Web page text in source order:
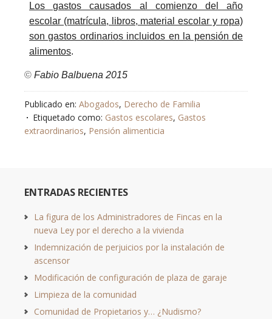
Los gastos causados al comienzo del año
escolar (matrícula, libros, material escolar y ropa)
son gastos ordinarios incluidos en la pensión de
alimentos.
© Fabio Balbuena 2015
Publicado en: Abogados, Derecho de Familia
Etiquetado como: Gastos escolares, Gastos
extraordinarios, Pensión alimenticia
ENTRADAS RECIENTES
La figura de los Administradores de Fincas en la
nueva Ley por el derecho a la vivienda
Indemnización de perjuicios por la instalación de
ascensor
Modificación de configuración de plaza de garaje
Limpieza de la comunidad
Comunidad de Propietarios y… ¿Nudismo?